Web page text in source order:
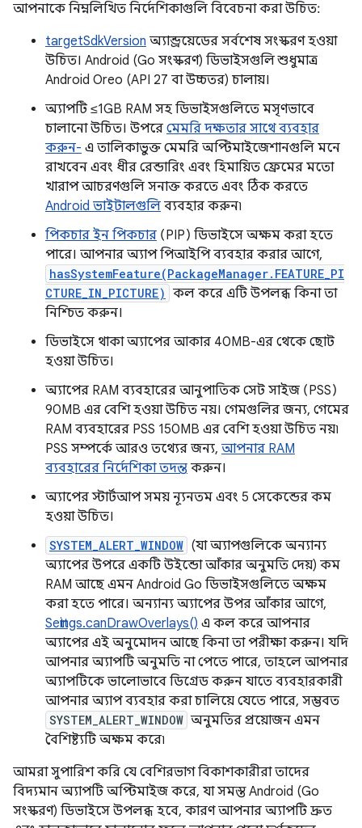
আপনাকে নিম্নলিখিত নির্দেশিকাগুলি বিবেচনা করা উচিত:
targetSdkVersion অ্যান্ড্রয়েডের সর্বশেষ সংস্করণ হওয়া
উচিত। Android (Go সংস্করণ) ডিভাইসগুলি শুধুমাত্র
Android Oreo (API 27 বা উচ্চতর) চালায়।
অ্যাপটি ≤1GB RAM সহ ডিভাইসগুলিতে মসৃণভাবে
চালানো উচিত। উপরে মেমরি দক্ষতার সাথে ব্যবহার
করুন- এ তালিকাভুক্ত মেমরি অপ্টিমাইজেশানগুলি মনে
রাখবেন এবং ধীর রেন্ডারিং এবং হিমায়িত ফ্রেমের মতো
খারাপ আচরণগুলি সনাক্ত করতে এবং ঠিক করতে
Android ভাইটালগুলি ব্যবহার করুন৷
পিকচার ইন পিকচার (PIP) ডিভাইসে অক্ষম করা হতে
পারে। আপনার অ্যাপ পিআইপি ব্যবহার করার আগে,
hasSystemFeature(PackageManager.FEATURE_PI
CTURE_IN_PICTURE) কল করে এটি উপলব্ধ কিনা তা
নিশ্চিত করুন।
ডিভাইসে থাকা অ্যাপের আকার 40MB-এর থেকে ছোট
হওয়া উচিত।
অ্যাপের RAM ব্যবহারের আনুপাতিক সেট সাইজ (PSS)
90MB এর বেশি হওয়া উচিত নয়। গেমগুলির জন্য, গেমের
RAM ব্যবহারের PSS 150MB এর বেশি হওয়া উচিত নয়৷
PSS সম্পর্কে আরও তথ্যের জন্য, আপনার RAM
ব্যবহারের নির্দেশিকা তদন্ত করুন।
অ্যাপের স্টার্টআপ সময় ন্যূনতম এবং 5 সেকেন্ডের কম
হওয়া উচিত।
SYSTEM_ALERT_WINDOW (যা অ্যাপগুলিকে অন্যান্য
অ্যাপের উপরে একটি উইন্ডো আঁকার অনুমতি দেয়) কম
RAM আছে এমন Android Go ডিভাইসগুলিতে অক্ষম
করা হতে পারে। অন্যান্য অ্যাপের উপর আঁকার আগে,
Settings.canDrawOverlays() এ কল করে আপনার
অ্যাপের এই অনুমোদন আছে কিনা তা পরীক্ষা করুন। যদি
আপনার অ্যাপটি অনুমতি না পেতে পারে, তাহলে আপনার
অ্যাপটিকে ভালোভাবে ডিগ্রেড করুন যাতে ব্যবহারকারী
আপনার অ্যাপ ব্যবহার করা চালিয়ে যেতে পারে, সম্ভবত
SYSTEM_ALERT_WINDOW অনুমতির প্রয়োজন এমন
বৈশিষ্ট্যটি অক্ষম করে৷
আমরা সুপারিশ করি যে বেশিরভাগ বিকাশকারীরা তাদের
বিদ্যমান অ্যাপটি অপ্টিমাইজ করে, যা সমস্ত Android (Go
সংস্করণ) ডিভাইসে উপলব্ধ হবে, কারণ আপনার অ্যাপটি দ্রুত